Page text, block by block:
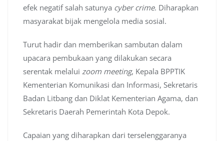
efek negatif salah satunya cyber crime. Diharapkan
masyarakat bijak mengelola media sosial.
Turut hadir dan memberikan sambutan dalam
upacara pembukaan yang dilakukan secara
serentak melalui zoom meeting, Kepala BPPTIK
Kementerian Komunikasi dan Informasi, Sekretaris
Badan Litbang dan Diklat Kementerian Agama, dan
Sekretaris Daerah Pemerintah Kota Depok.
Capaian yang diharapkan dari terselenggaranya